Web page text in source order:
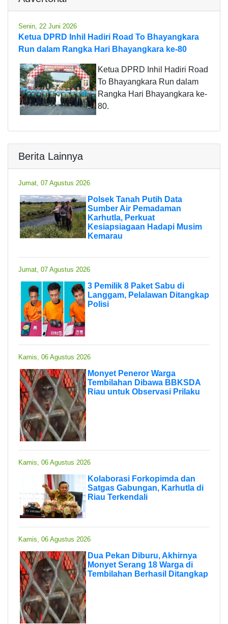
Senin, 22 Juni 2026
Ketua DPRD Inhil Hadiri Road To Bhayangkara
Run dalam Rangka Hari Bhayangkara ke-80
Ketua DPRD Inhil Hadiri Road
To Bhayangkara Run dalam
Rangka Hari Bhayangkara ke-
80.
Berita Lainnya
Jumat, 07 Agustus 2026
Polsek Tanah Putih Data
Sumber Air Pemadaman
Karhutla, Perkuat
Kesiapsiagaan Hadapi Musim
Kemarau
Jumat, 07 Agustus 2026
3 Pemilik 8 Paket Sabu di
Langgam, Pelalawan Ditangkap
Polisi
Kamis, 06 Agustus 2026
Monyet Peneror Warga
Tembilahan Dibawa BBKSDA
Riau untuk Observasi Prilaku
Kamis, 06 Agustus 2026
Kolaborasi Forkopimda dan
Satgas Gabungan, Karhutla di
Riau Terkendali
Kamis, 06 Agustus 2026
Dua Pekan Diburu, Akhirnya
Monyet Serang 18 Warga di
Tembilahan Berhasil Ditangkap